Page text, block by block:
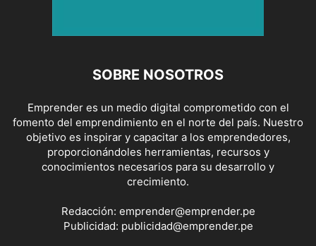
SOBRE NOSOTROS
Emprender es un medio digital comprometido con el
fomento del emprendimiento en el norte del país. Nuestro
objetivo es inspirar y capacitar a los emprendedores,
proporcionándoles herramientas, recursos y
conocimientos necesarios para su desarrollo y
crecimiento.
Redacción: emprender@emprender.pe
Publicidad: publicidad@emprender.pe